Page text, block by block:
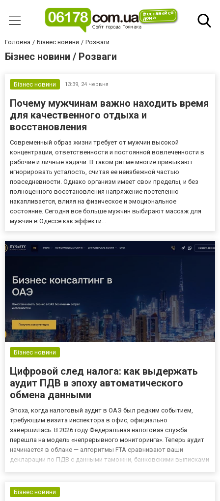
Головна Бізнес новини Розваги
Бізнес новини / Розваги
Бізнес новини 13:39, 24 червня
Почему мужчинам важно находить время
для качественного отдыха и
восстановления
Современный образ жизни требует от мужчин высокой
концентрации, ответственности и постоянной вовлеченности в
рабочие и личные задачи. В таком ритме многие привыкают
игнорировать усталость, считая ее неизбежной частью
повседневности. Однако организм имеет свои пределы, и без
полноценного восстановления напряжение постепенно
накапливается, влияя на физическое и эмоциональное
состояние. Сегодня все больше мужчин выбирают массаж для
мужчин в Одессе как эффекти...
Бізнес новини
Цифровой след налога: как выдержать
аудит ПДВ в эпоху автоматического
обмена данными
Эпоха, когда налоговый аудит в ОАЭ был редким событием,
требующим визита инспектора в офис, официально
завершилась. В 2026 году Федеральная налоговая служба
перешла на модель «непрерывного мониторинга». Теперь аудит
начинается в облаке — алгоритмы FTA сравнивают ваши
декларации по ПДВ с данными таможни, банковскими выписками
Audit File (FAF)...
Бізнес новини